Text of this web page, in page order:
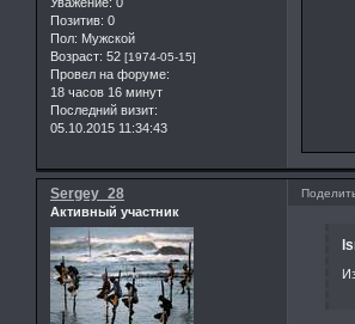
Позитив: 0
Пол: Мужской
Возраст: 52 [1974-05-15]
Провел на форуме:
18 часов 16 минут
Последний визит:
05.10.2015 11:34:43
Sergey_28
Активный участник